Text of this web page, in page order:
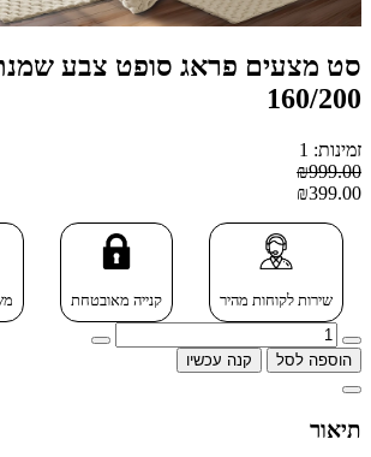
סט מצעים פראג סופט צבע שמנת
160/200
זמינות: 1
₪999.00
₪399.00
שירות לקוחות מהיר קנייה מאובטחת
הוספה לסל קנה עכשיו
תיאור